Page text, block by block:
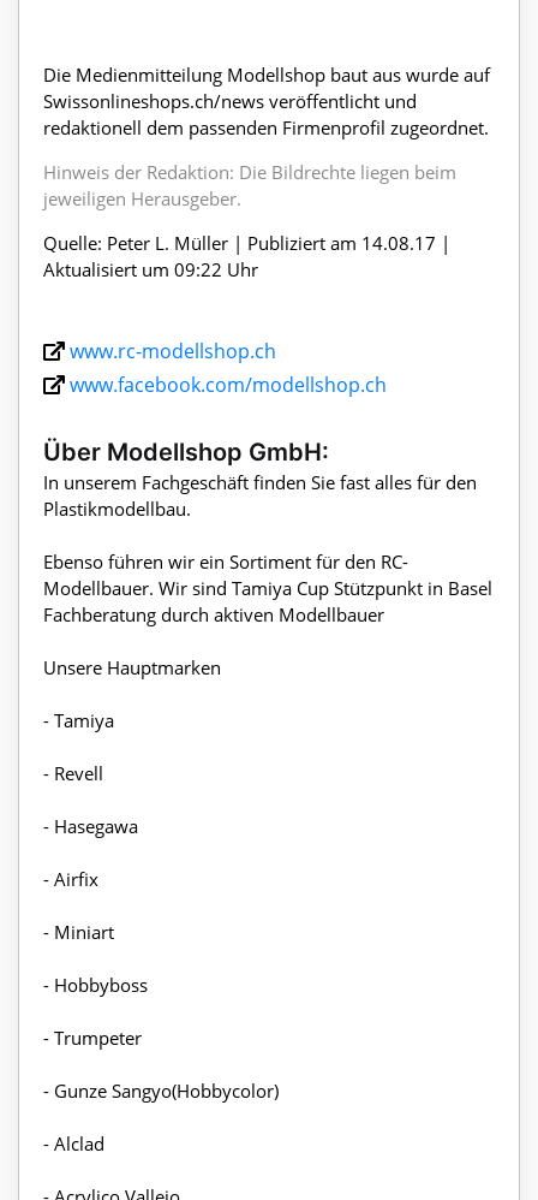
Die Medienmitteilung Modellshop baut aus wurde auf
Swissonlineshops.ch/news veröffentlicht und
redaktionell dem passenden Firmenprofil zugeordnet.
Hinweis der Redaktion: Die Bildrechte liegen beim
jeweiligen Herausgeber.
Quelle: Peter L. Müller | Publiziert am 14.08.17 |
Aktualisiert um 09:22 Uhr
www.rc-modellshop.ch
www.facebook.com/modellshop.ch
Über Modellshop GmbH:
In unserem Fachgeschäft finden Sie fast alles für den
Plastikmodellbau.
Ebenso führen wir ein Sortiment für den RC-
Modellbauer. Wir sind Tamiya Cup Stützpunkt in Basel
Fachberatung durch aktiven Modellbauer
Unsere Hauptmarken
- Tamiya
- Revell
- Hasegawa
- Airfix
- Miniart
- Hobbyboss
- Trumpeter
- Gunze Sangyo(Hobbycolor)
- Alclad